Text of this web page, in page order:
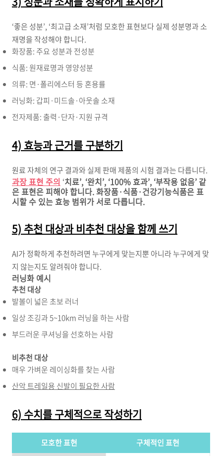
‘좋은 성분’, ‘최고급 소재’처럼 모호한 표현보다 실제 성분명과 소
재명을 작성해야 합니다.
화장품: 주요 성분과 전성분
식품: 원재료명과 영양성분
의류: 면·폴리에스터 등 혼용률
러닝화: 갑피·미드솔·아웃솔 소재
전자제품: 출력·단자·지원 규격
4) 효능과 근거를 구분하기
원료 자체의 연구 결과와 실제 판매 제품의 시험 결과는 다릅니다.
과장 표현 주의 ‘치료’, ‘완치’, ‘100% 효과’, ‘부작용 없음’ 같
은 표현은 피해야 합니다. 화장품·식품·건강기능식품은 표
시할 수 있는 효능 범위가 서로 다릅니다.
5) 추천 대상과 비추천 대상을 함께 쓰기
AI가 정확하게 추천하려면 누구에게 맞는지뿐 아니라 누구에게 맞
지 않는지도 알려줘야 합니다.
러닝화 예시
추천 대상
발볼이 넓은 초보 러너
일상 조깅과 5~10km 러닝을 하는 사람
부드러운 쿠셔닝을 선호하는 사람
비추천 대상
매우 가벼운 레이싱화를 찾는 사람
산악 트레일용 신발이 필요한 사람
6) 수치를 구체적으로 작성하기
모호한 표현
구체적인 표현